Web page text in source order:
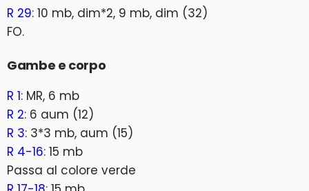
R 29: 10 mb, dim*2, 9 mb, dim (32)
FO.
Gambe e corpo
R 1: MR, 6 mb
R 2: 6 aum (12)
R 3: 3*3 mb, aum (15)
R 4-16: 15 mb
Passa al colore verde